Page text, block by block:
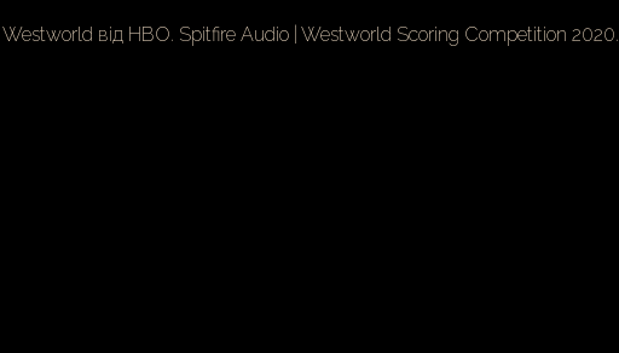
Westworld від HBO. Spitfire Audio | Westworld Scoring Competition 2020.